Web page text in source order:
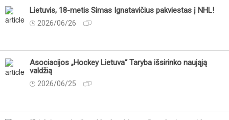
Lietuvis, 18-metis Simas Ignatavičius pakviestas į NHL!
2026/06/26
Asociacijos „Hockey Lietuva“ Taryba išsirinko naująją
valdžią
2026/06/25